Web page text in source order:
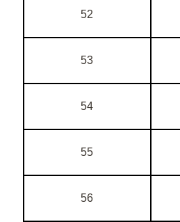
52
53
54
55
56